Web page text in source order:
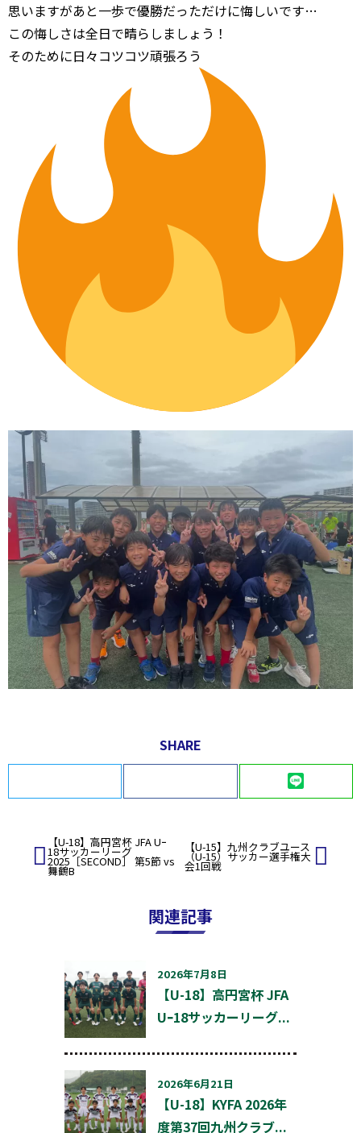
思いますがあと一歩で優勝だっただけに悔しいです…
この悔しさは全日で晴らしましょう！
そのために日々コツコツ頑張ろう
SHARE
LINE
【U-18】高円宮杯 JFA Uｰ
18サッカーリーグ
2025［SECOND］ 第5節 vs
舞鶴B
【U-15】九州クラブユース
（U-15）サッカー選手権大
会1回戦
関連記事
2026年7月8日
【U-18】高円宮杯 JFA
Uｰ18サッカーリーグ...
2026年6月21日
【U-18】KYFA 2026年
度第37回九州クラブ...